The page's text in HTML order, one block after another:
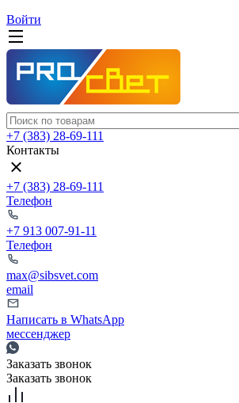
Войти
+7 (383) 28-69-111
Контакты
+7 (383) 28-69-111
Телефон
+7 913 007-91-11
Телефон
max@sibsvet.com
email
Написать в WhatsApp
мессенджер
Заказать звонок
Заказать звонок